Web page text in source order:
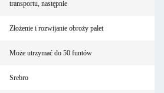
transportu, następnie
Złożenie i rozwijanie obroży palet
Może utrzymać do 50 funtów
Srebro